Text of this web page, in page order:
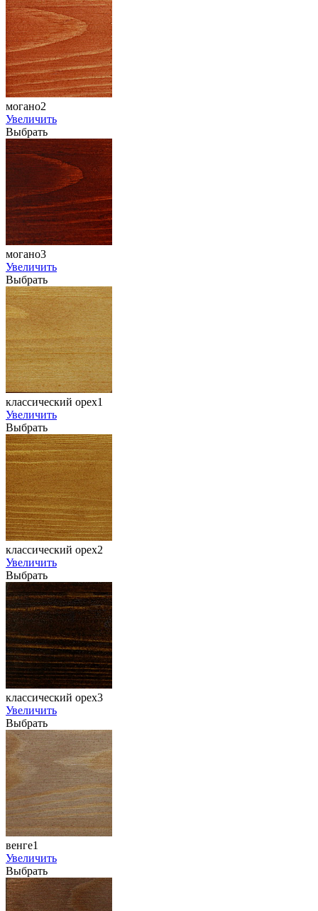
могано2
Увеличить
Выбрать
могано3
Увеличить
Выбрать
классический орех1
Увеличить
Выбрать
классический орех2
Увеличить
Выбрать
классический орех3
Увеличить
Выбрать
венге1
Увеличить
Выбрать